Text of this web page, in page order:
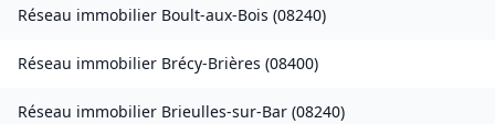
Réseau immobilier Boult-aux-Bois (08240)
Réseau immobilier Brécy-Brières (08400)
Réseau immobilier Brieulles-sur-Bar (08240)